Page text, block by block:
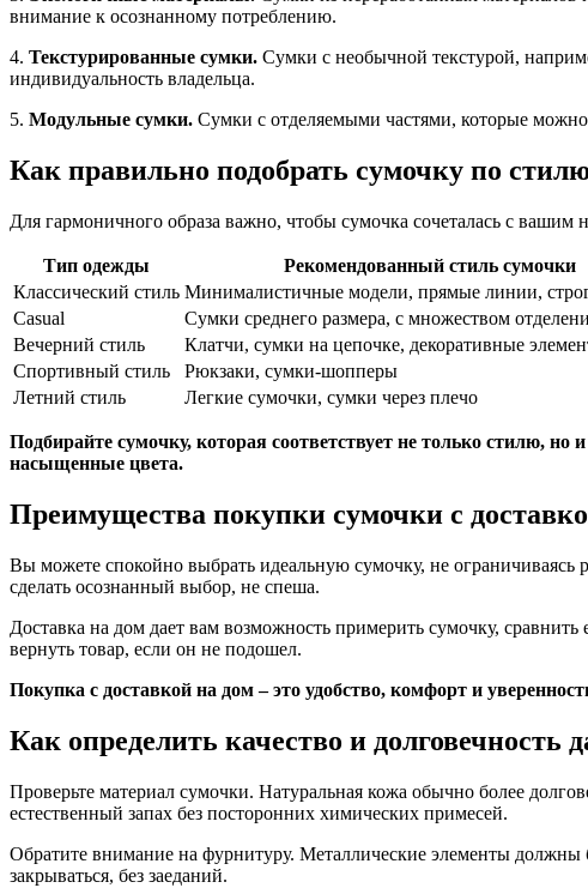
внимание к осознанному потреблению.
4. Текстурированные сумки. Сумки с необычной текстурой,
индивидуальность владельца.
5. Модульные сумки. Сумки с отделяемыми частями, которые можно
Как правильно подобрать сумочку по
Для гармоничного образа важно, чтобы сумочка сочеталась с
Тип одежды Рекомендованный стиль сумочки
Классический стиль Минималистичные модели, прямые линии,
Casual
Сумки среднего размера, с множеством
Вечерний стиль
Клатчи, сумки на цепочке, декоративные
Спортивный стиль
Рюкзаки, сумки-шопперы
Летний стиль
Легкие сумочки, сумки через плечо
Подбирайте сумочку, которая соответствует не только стилю,
насыщенные цвета.
Преимущества покупки сумочки с
Вы можете спокойно выбрать идеальную сумочку, не
сделать осознанный выбор, не спеша.
Доставка на дом дает вам возможность примерить сумочку,
вернуть товар, если он не подошел.
Покупка с доставкой на дом – это удобство, комфорт и
Как определить качество и долговечность
Проверьте материал сумочки. Натуральная кожа обычно более
естественный запах без посторонних химических примесей.
Обратите внимание на фурнитуру. Металлические элементы
закрываться, без заеданий.